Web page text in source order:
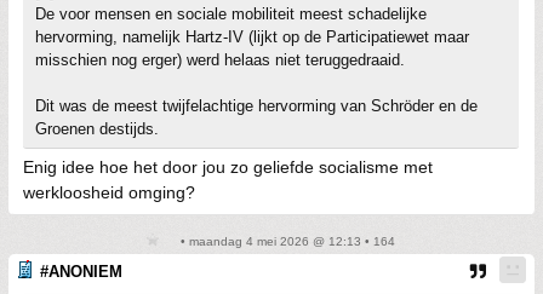
De voor mensen en sociale mobiliteit meest schadelijke
hervorming, namelijk Hartz-IV (lijkt op de Participatiewet maar
misschien nog erger) werd helaas niet teruggedraaid.
Dit was de meest twijfelachtige hervorming van Schröder en de
Groenen destijds.
Enig idee hoe het door jou zo geliefde socialisme met
werkloosheid omging?
• maandag 4 mei 2026 @ 12:13 • 164
#ANONIEM